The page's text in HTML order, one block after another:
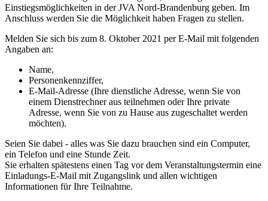
Einstiegsmöglichkeiten in der JVA Nord-Brandenburg geben. Im
Anschluss werden Sie die Möglichkeit haben Fragen zu stellen.
Melden Sie sich bis zum 8. Oktober 2021 per E-Mail mit folgenden
Angaben an:
Name,
Personenkennziffer,
E-Mail-Adresse (Ihre dienstliche Adresse, wenn Sie von
einem Dienstrechner aus teilnehmen oder Ihre private
Adresse, wenn Sie von zu Hause aus zugeschaltet werden
möchten).
Seien Sie dabei - alles was Sie dazu brauchen sind ein Computer,
ein Telefon und eine Stunde Zeit.
Sie erhalten spätestens einen Tag vor dem Veranstaltungstermin eine
Einladungs-E-Mail mit Zugangslink und allen wichtigen
Informationen für Ihre Teilnahme.